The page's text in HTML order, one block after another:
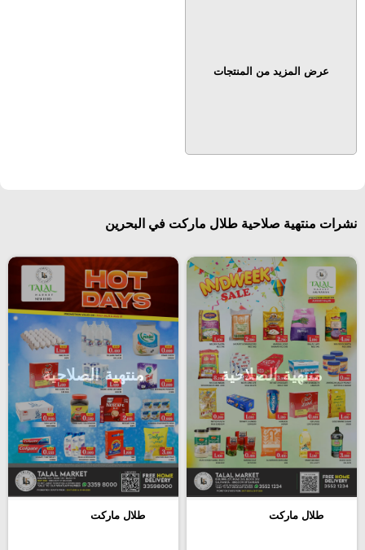
عرض المزيد من المنتجات
نشرات منتهية صلاحية طلال ماركت في البحرين
منتهية الصلاحية
طلال ماركت
منتهية الصلاحية
طلال ماركت